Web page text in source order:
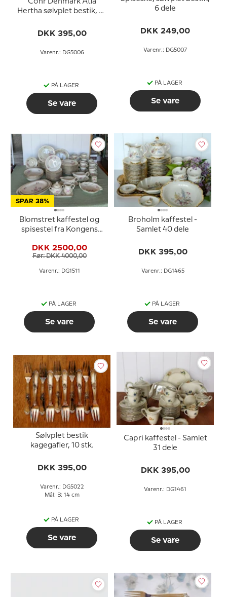
Cohr Denmark Atla
Hertha sølvplet bestik, 14
DKK 395,00
Varenr.: DG5006
PÅ LAGER
Se vare
6 dele
DKK 249,00
Varenr.: DG5007
PÅ LAGER
Se vare
SPAR 38%
Blomstret kaffestel og
spisestel fra Kongens
88 dele
DKK 2500,00
Før: DKK 4000,00
Varenr.: DG1511
PÅ LAGER
Se vare
Broholm kaffestel -
Samlet 40 dele
DKK 395,00
Varenr.: DG1465
PÅ LAGER
Se vare
Sølvplet bestik
kagegafler, 10 stk.
DKK 395,00
Varenr.: DG5022
Mål: B: 14 cm
PÅ LAGER
Se vare
Capri kaffestel - Samlet
31 dele
DKK 395,00
Varenr.: DG1461
PÅ LAGER
Se vare